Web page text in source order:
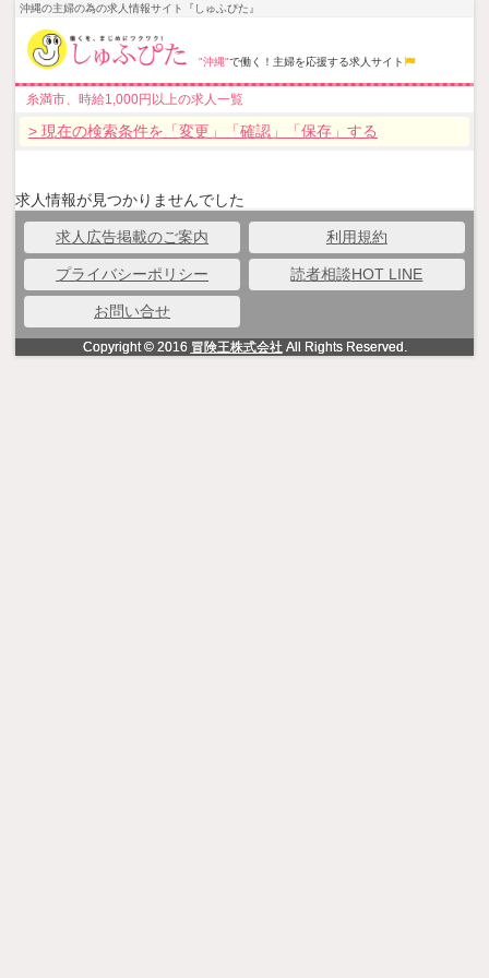
沖縄の主婦の為の求人情報サイト『しゅふぴた』
"沖縄"で働く！主婦を応援する求人サイト
糸満市、時給1,000円以上の求人一覧
> 現在の検索条件を「変更」「確認」「保存」する
求人情報が見つかりませんでした
求人広告掲載のご案内 利用規約
プライバシーポリシー 読者相談HOT LINE
お問い合せ
Copyright © 2016 冒険王株式会社All Rights Reserved.